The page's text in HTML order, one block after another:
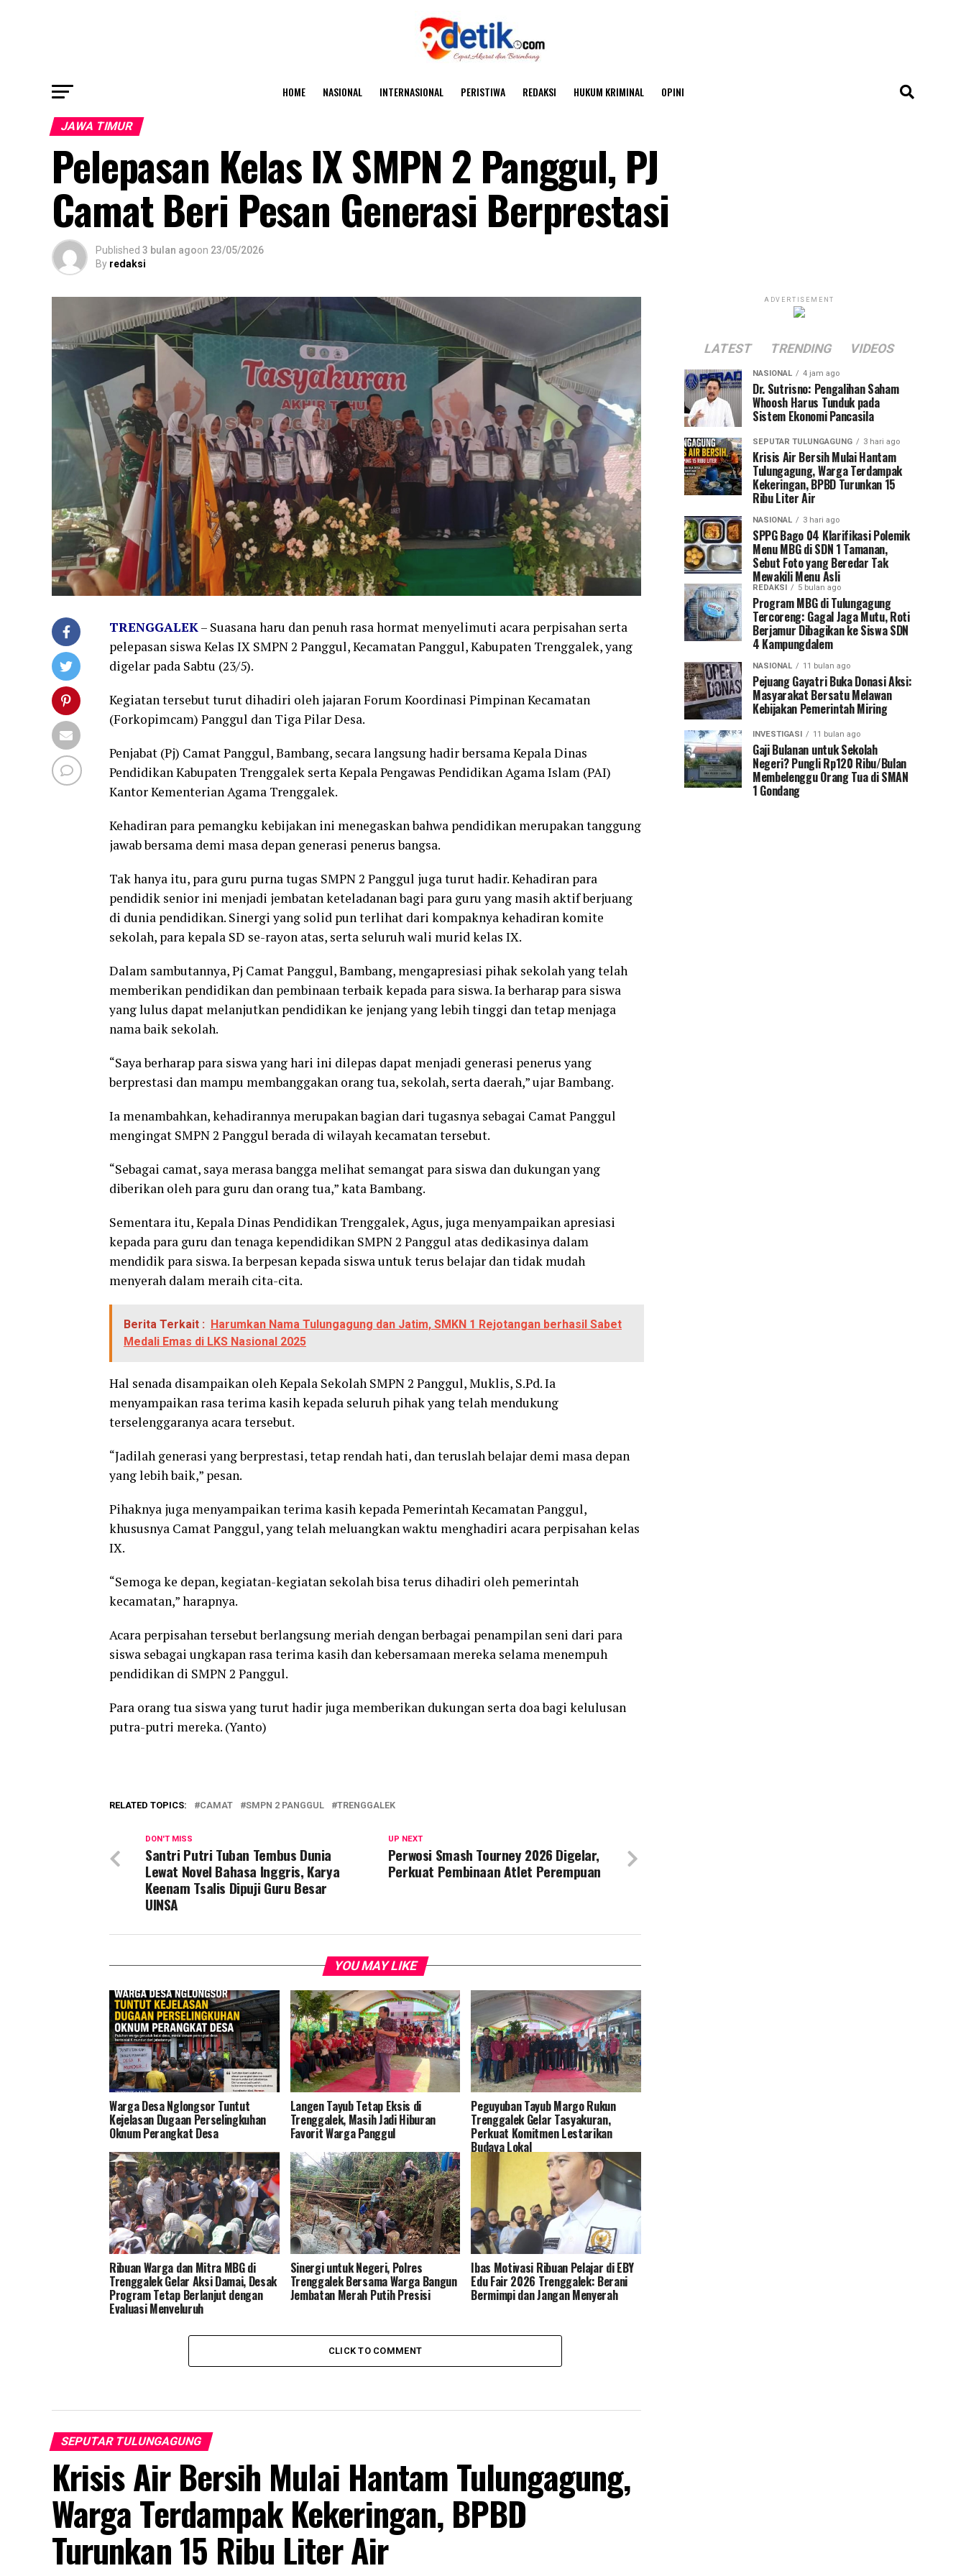
HOME NASIONAL INTERNASIONAL PERISTIWA REDAKSI HUKUM KRIMINAL OPINI
JAWA TIMUR
Pelepasan Kelas IX SMPN 2 Panggul, PJ
Camat Beri Pesan Generasi Berprestasi
Published 3 bulan agoon 23/05/2026
By redaksi
TRENGGALEK– Suasana haru dan penuh rasa hormat menyelimuti acara perpisahan serta
pelepasan siswa Kelas IX SMPN 2 Panggul, Kecamatan Panggul, Kabupaten Trenggalek, yang
digelar pada Sabtu (23/5).
Kegiatan tersebut turut dihadiri oleh jajaran Forum Koordinasi Pimpinan Kecamatan
(Forkopimcam) Panggul dan Tiga Pilar Desa.
Penjabat (Pj) Camat Panggul, Bambang, secara langsung hadir bersama Kepala Dinas
Pendidikan Kabupaten Trenggalek serta Kepala Pengawas Pendidikan Agama Islam (PAI)
Kantor Kementerian Agama Trenggalek.
Kehadiran para pemangku kebijakan ini menegaskan bahwa pendidikan merupakan tanggung
jawab bersama demi masa depan generasi penerus bangsa.
Tak hanya itu, para guru purna tugas SMPN 2 Panggul juga turut hadir. Kehadiran para
pendidik senior ini menjadi jembatan keteladanan bagi para guru yang masih aktif berjuang
di dunia pendidikan. Sinergi yang solid pun terlihat dari kompaknya kehadiran komite
sekolah, para kepala SD se-rayon atas, serta seluruh wali murid kelas IX.
Dalam sambutannya, Pj Camat Panggul, Bambang, mengapresiasi pihak sekolah yang telah
memberikan pendidikan dan pembinaan terbaik kepada para siswa. Ia berharap para siswa
yang lulus dapat melanjutkan pendidikan ke jenjang yang lebih tinggi dan tetap menjaga
nama baik sekolah.
“Saya berharap para siswa yang hari ini dilepas dapat menjadi generasi penerus yang
berprestasi dan mampu membanggakan orang tua, sekolah, serta daerah,” ujar Bambang.
Ia menambahkan, kehadirannya merupakan bagian dari tugasnya sebagai Camat Panggul
mengingat SMPN 2 Panggul berada di wilayah kecamatan tersebut.
“Sebagai camat, saya merasa bangga melihat semangat para siswa dan dukungan yang
diberikan oleh para guru dan orang tua,” kata Bambang.
Sementara itu, Kepala Dinas Pendidikan Trenggalek, Agus, juga menyampaikan apresiasi
kepada para guru dan tenaga kependidikan SMPN 2 Panggul atas dedikasinya dalam
mendidik para siswa. Ia berpesan kepada siswa untuk terus belajar dan tidak mudah
menyerah dalam meraih cita-cita.
Berita Terkait : Harumkan Nama Tulungagung dan Jatim, SMKN 1 Rejotangan berhasil Sabet
Medali Emas di LKS Nasional 2025
Hal senada disampaikan oleh Kepala Sekolah SMPN 2 Panggul, Muklis, S.Pd. Ia
menyampaikan rasa terima kasih kepada seluruh pihak yang telah mendukung
terselenggaranya acara tersebut.
“Jadilah generasi yang berprestasi, tetap rendah hati, dan teruslah belajar demi masa depan
yang lebih baik,” pesan.
Pihaknya juga menyampaikan terima kasih kepada Pemerintah Kecamatan Panggul,
khususnya Camat Panggul, yang telah meluangkan waktu menghadiri acara perpisahan kelas
IX.
“Semoga ke depan, kegiatan-kegiatan sekolah bisa terus dihadiri oleh pemerintah
kecamatan,” harapnya.
Acara perpisahan tersebut berlangsung meriah dengan berbagai penampilan seni dari para
siswa sebagai ungkapan rasa terima kasih dan kebersamaan mereka selama menempuh
pendidikan di SMPN 2 Panggul.
Para orang tua siswa yang turut hadir juga memberikan dukungan serta doa bagi kelulusan
putra-putri mereka. (Yanto)
RELATED TOPICS: CAMAT SMPN 2 PANGGUL TRENGGALEK
UP NEXT
Perwosi Smash Tourney 2026 Digelar,
Perkuat Pembinaan Atlet Perempuan
DON'T MISS
Santri Putri Tuban Tembus Dunia
Lewat Novel Bahasa Inggris, Karya
Keenam Tsalis Dipuji Guru Besar
UINSA
YOU MAY LIKE
Warga Desa Nglongsor Tuntut
Kejelasan Dugaan Perselingkuhan
Oknum Perangkat Desa
Langen Tayub Tetap Eksis di
Trenggalek, Masih Jadi Hiburan
Favorit Warga Panggul
Peguyuban Tayub Margo Rukun
Trenggalek Gelar Tasyakuran,
Perkuat Komitmen Lestarikan
Budaya Lokal
Ribuan Warga dan Mitra MBG di
Trenggalek Gelar Aksi Damai, Desak
Program Tetap Berlanjut dengan
Evaluasi Menyeluruh
Sinergi untuk Negeri, Polres
Trenggalek Bersama Warga Bangun
Jembatan Merah Putih Presisi
Ibas Motivasi Ribuan Pelajar di EBY
Edu Fair 2026 Trenggalek: Berani
Bermimpi dan Jangan Menyerah
CLICK TO COMMENT
SEPUTAR TULUNGAGUNG
Krisis Air Bersih Mulai Hantam Tulungagung,
Warga Terdampak Kekeringan, BPBD
Turunkan 15 Ribu Liter Air
ADVERTISEMENT
LATEST TRENDING VIDEOS
NASIONAL 4 jam ago
Dr. Sutrisno: Pengalihan Saham
Whoosh Harus Tunduk pada
Sistem Ekonomi Pancasila
SEPUTAR TULUNGAGUNG 3 hari ago
Krisis Air Bersih Mulai Hantam
Tulungagung, Warga Terdampak
Kekeringan, BPBD Turunkan 15
Ribu Liter Air
NASIONAL 3 hari ago
SPPG Bago 04 Klarifikasi Polemik
Menu MBG di SDN 1 Tamanan,
Sebut Foto yang Beredar Tak
Mewakili Menu Asli
REDAKSI 5 bulan ago
Program MBG di Tulungagung
Tercoreng: Gagal Jaga Mutu, Roti
Berjamur Dibagikan ke Siswa SDN
4 Kampungdalem
NASIONAL 11 bulan ago
Pejuang Gayatri Buka Donasi Aksi:
Masyarakat Bersatu Melawan
Kebijakan Pemerintah Miring
INVESTIGASI 11 bulan ago
Gaji Bulanan untuk Sekolah
Negeri? Pungli Rp120 Ribu/Bulan
Membelenggu Orang Tua di SMAN
1 Gondang